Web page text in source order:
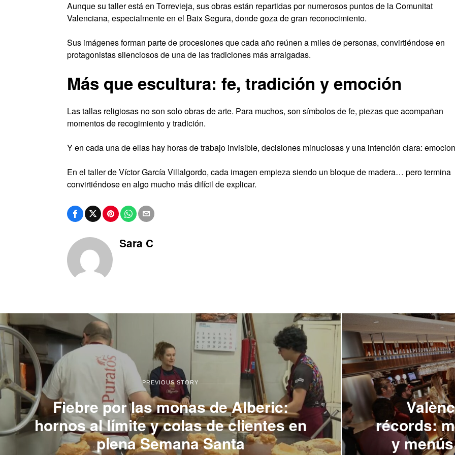
Aunque su taller está en Torrevieja, sus obras están repartidas por numerosos puntos de la Comunitat
Valenciana, especialmente en el Baix Segura, donde goza de gran reconocimiento.
Sus imágenes forman parte de procesiones que cada año reúnen a miles de personas, convirtiéndose en
protagonistas silenciosos de una de las tradiciones más arraigadas.
Más que escultura: fe, tradición y emoción
Las tallas religiosas no son solo obras de arte. Para muchos, son símbolos de fe, piezas que acompañan
momentos de recogimiento y tradición.
Y en cada una de ellas hay horas de trabajo invisible, decisiones minuciosas y una intención clara:
En el taller de Víctor García Villalgordo, cada imagen empieza siendo un bloque de madera… pero termina
convirtiéndose en algo mucho más difícil de explicar.
Sara C
PREVIOUS STORY
Fiebre por las monas de Alberic:
hornos al límite y colas de clientes en
plena Semana Santa
récords:
y